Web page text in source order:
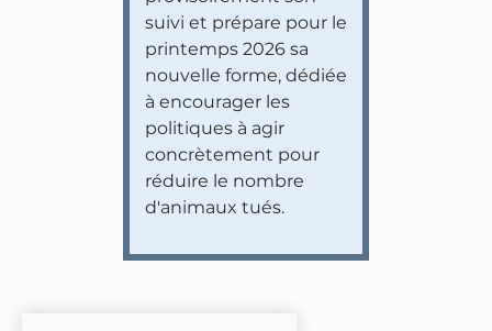
suivi et prépare pour le
printemps 2026 sa
nouvelle forme, dédiée
à encourager les
politiques à agir
concrètement pour
réduire le nombre
d'animaux tués.